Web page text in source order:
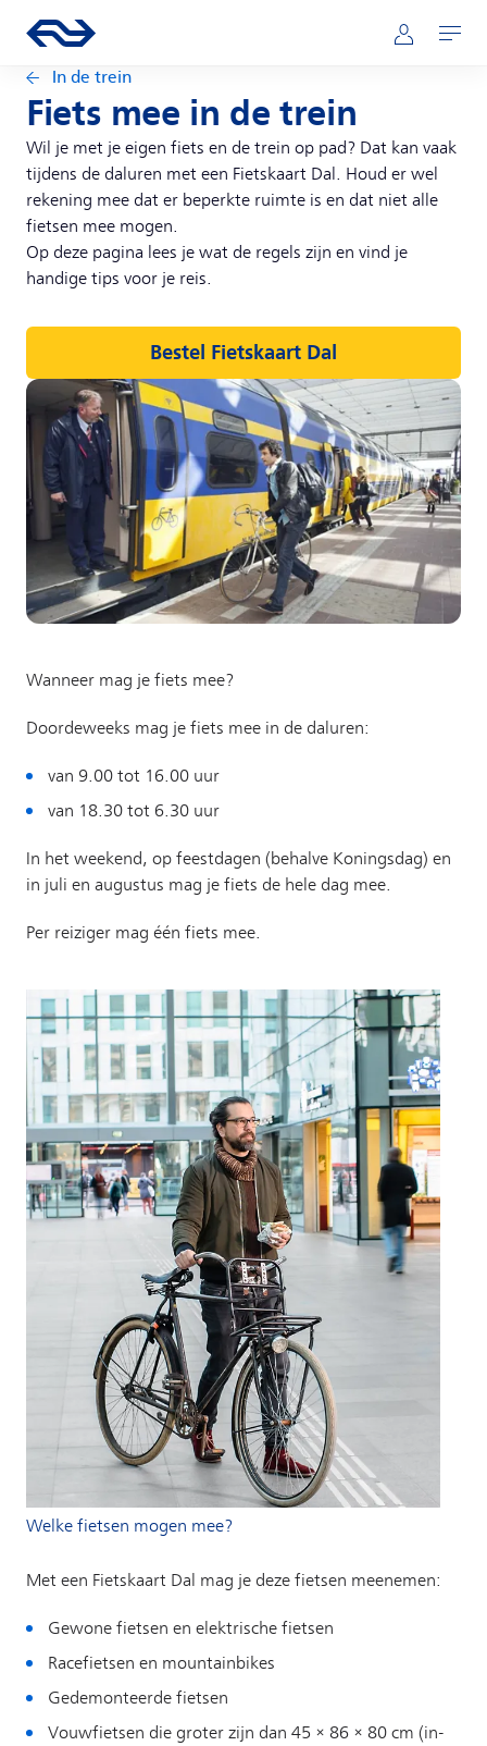
Hoofdnavigatie
Ga naar de homepage van ns.nl Mijn NS
Openen
In de trein
Fiets mee in de trein
Wil je met je eigen fiets en de trein op pad? Dat kan vaak
tijdens de daluren met een Fietskaart Dal. Houd er wel
rekening mee dat er beperkte ruimte is en dat niet alle
fietsen mee mogen.
Op deze pagina lees je wat de regels zijn en vind je
handige tips voor je reis.
Bestel Fietskaart Dal
Welke fietsen mogen mee?